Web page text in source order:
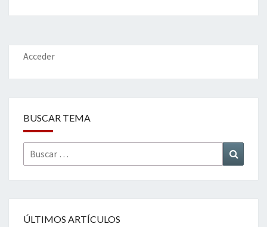
o
o
k
er dI
n
l
p
ar
Acceder
BUSCAR TEMA
Buscar
por:
ÚLTIMOS ARTÍCULOS